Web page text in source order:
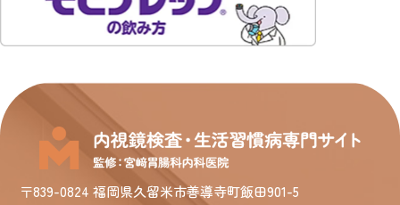
〒839-0824 福岡県久留米市善導寺町飯田901-5